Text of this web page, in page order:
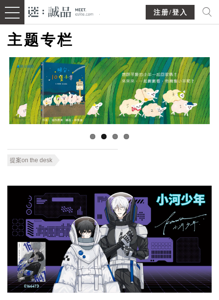
注册/登入
主题专栏
提案on the desk